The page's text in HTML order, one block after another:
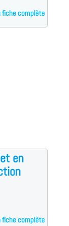
fiche complète
en
fiche complète